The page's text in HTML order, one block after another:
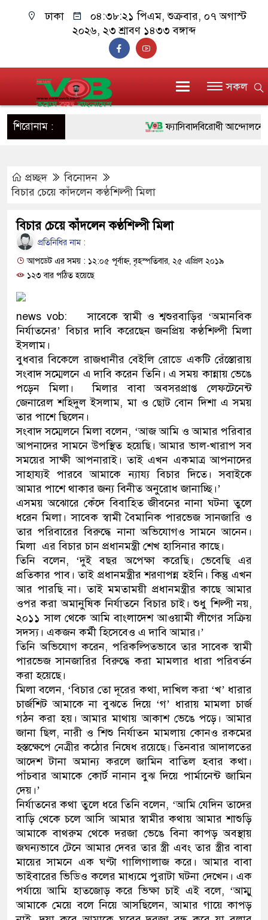
ঢাকা ০৪:৩৮:২২ পিএম, শুক্রবার, ০৭ অগাস্ট
২০২৬, ২৩ শ্রাবণ ১৪৩৩ বঙ্গাব্দ
সকল
শিরোনাম : ফ্যাসিবাদবিরোধী আন্দোলনে
উদ্ধার
মাদক কারবারি গ্রেফতার
২৮ লাখ টাকার জাল নোটসহ
থানা পুলিশ
যেকোনো সময় বেনজীরের
নেতৃত্ব ও গণতন্ত্রের মূর্তমান
যে ভাবে ডেভিড ইমনের কাছে
‘আজহার খান’
অবৈধ বিদেশি পিস্তল,
জড়িত কিশোর গ্যাংয়ের চার শিশু আটক
ডাকাতির প্রস্তুতিকালে দুইজনকে
থানা পুলিশ
প্রচ্ছদ
বিনোদন
বিচার চেয়ে কাঁদলেন কণ্ঠশিল্পী মিলা
বিচার চেয়ে কাঁদলেন কণ্ঠশিল্পী মিলা
প্রতিনিধির নাম :
আপডেট এর সময় : ১২:০৫ পূর্বাহ্ন, বৃহস্পতিবার, ২৫ এপ্রিল ২০১৯
১২৩ বার পঠিত হয়েছে
news vob: সাবেকে স্বামী ও শ্বশুরবাড়ির ‘অমানবিক
নির্যাতনের’ বিচার দাবি করেছেন জনপ্রিয় কণ্ঠশিল্পী মিলা
ইসলাম।
বুধবার বিকেলে রাজধানীর বেইলি রোডে একটি রেঁস্তোরায়
সংবাদ সম্মেলনে এ দাবি করেন তিনি। এ সময় কান্নায় ভেঙে
পড়েন মিলা। মিলার বাবা অবসরপ্রাপ্ত লেফটেনেন্ট
জেনারেল শহিদুল ইসলাম, মা ও ছোট বোন দিশা এ সময়
তার পাশে ছিলেন।
সংবাদ সম্মেলনে মিলা বলেন, ‘আজ আমি ও আমার পরিবার
আপনাদের সামনে উপস্থিত হয়েছি। আমার ভাল-খারাপ সব
সময়ের সাক্ষী আপনারাই। তাই এখন একমাত্র আপনাদের
সাহায্যই পারবে আমাকে ন্যায্য বিচার দিতে। সবাইকে
আমার পাশে থাকার জন্য বিনীত অনুরোধ জানাচ্ছি।’
এসময় অঝোরে কেঁদে বিবাহিত জীবনের নানা ঘটনা তুলে
ধরেন মিলা। সাবেক স্বামী বৈমানিক পারভেজ সানজারি ও
তার পরিবারের বিরুদ্ধে নানা অভিযোগও সামনে আনেন।
মিলা এর বিচার চান প্রধানমন্ত্রী শেখ হাসিনার কাছে।
তিনি বলেন, ‌‘দুই বছর অপেক্ষা করেছি। ভেবেছি এর
প্রতিকার পাব। তাই প্রধানমন্ত্রীর শরণাপন্ন হইনি। কিন্তু এখন
আর পারছি না। তাই মমতাময়ী প্রধানমন্ত্রীর কাছে আমার
ওপর করা অমানুষিক নির্যাতনে বিচার চাই। শুধু শিল্পী নয়,
২০১১ সাল থেকে আমি বাংলাদেশ আওয়ামী লীগের সক্রিয়
সদস্য। একজন কর্মী হিসেবেও এ দাবি আমার।’
তিনি অভিযোগ করেন, পরিকল্পিতভাবে তার সাবেক স্বামী
পারভেজ সানজারির বিরুদ্ধে করা মামলার ধারা পরিবর্তন
করা হয়েছে।
মিলা বলেন, ‘বিচার তো দূরের কথা, দাখিল করা ‘খ’ ধারার
চার্জশিট আমাকে না বুঝতে দিয়ে ‘গ’ ধারায় মামলা চার্জ
গঠন করা হয়। আমার মাথায় আকাশ ভেঙে পড়ে। আমার
জানা ছিল, নারী ও শিশু নির্যাতন মামলায় কোনও রকমের
হস্তক্ষেপে নেত্রীর কঠোর নিষেধ রয়েছে। তিনবার আদালতের
আদেশ টানা অমান্য করলে জামিন বাতিল হবার কথা।
পাঁচবার আমাকে কোর্ট নানান বুঝ দিয়ে পার্মানেন্ট জামিন
দেয়।’
নির্যাতনের কথা তুলে ধরে তিনি বলেন, ‘আমি যেদিন তাদের
বাড়ি থেকে চলে আসি আমার স্বামীর কথায় আমার শাশুড়ি
আমাকে বাথরুম থেকে দরজা ভেঙে বিনা কাপড় অবস্থায়
জঘন্যভাবে টেনে আমার দেবর তার স্ত্রী এবং তার স্ত্রীর বাবা
মায়ের সামনে এক ঘণ্টা গালিগালাজ করে। আমার বাবা
ভাইবারের ভিডিও কলের মাধ্যমে পুরাটা ঘটনা দেখেন। এক
পর্যায়ে আমি হাতজোড় করে ভিক্ষা চাই এই বলে, ‘আম্মু
আমাকে মেয়ে বলে নিয়ে আসছিলেন, আমার গায়ে কাপড়